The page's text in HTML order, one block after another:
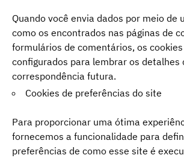
Quando você envia dados por meio de
como os encontrados nas páginas de
formulários de comentários, os
configurados para lembrar os detalhes
correspondência futura.
Cookies de preferências do site
Para proporcionar uma ótima
fornecemos a funcionalidade para
preferências de como esse site é